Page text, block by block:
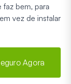
bem, para
vez de instalar
Agora